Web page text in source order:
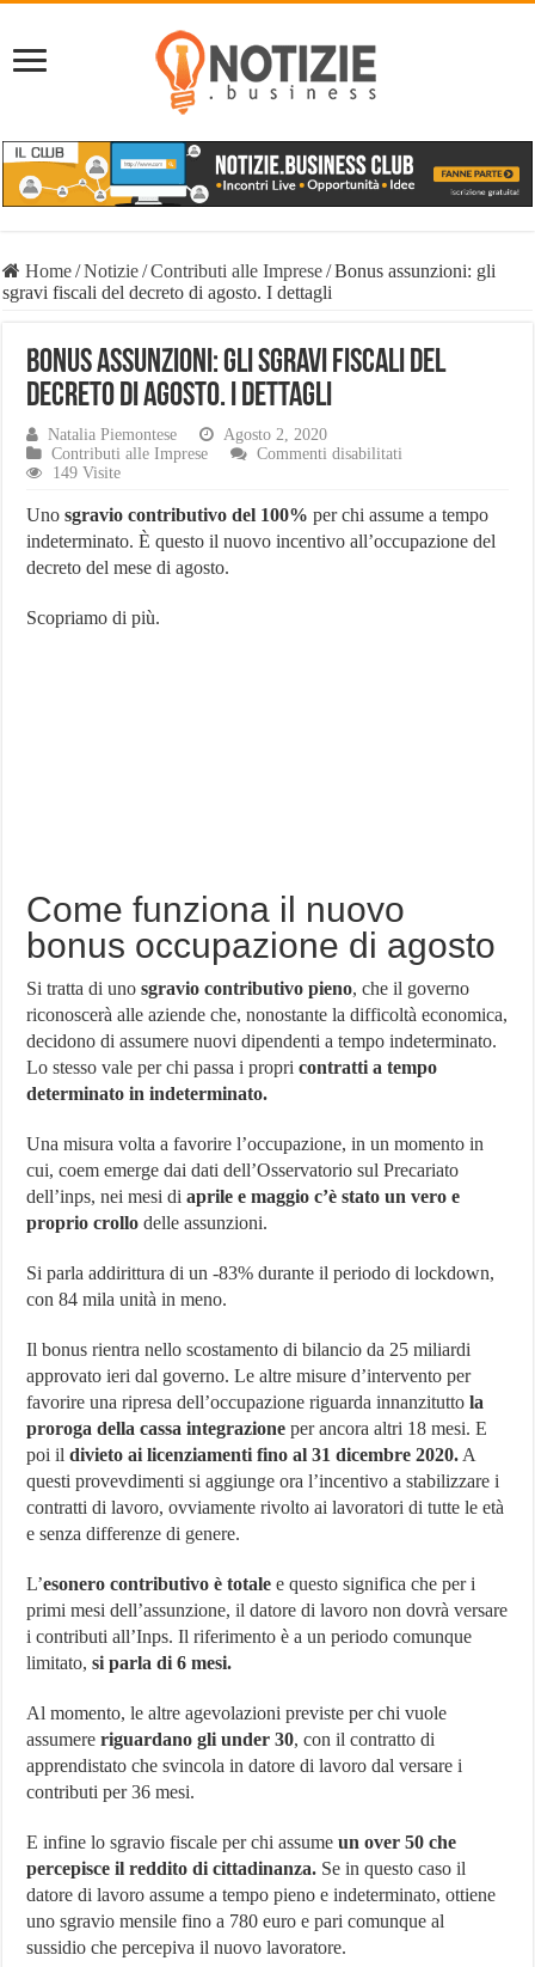
Home/Notizie/Contributi alle Imprese/Bonus assunzioni: gli
sgravi fiscali del decreto di agosto. I dettagli
Bonus assunzioni: gli sgravi fiscali del
decreto di agosto. I dettagli
Natalia Piemontese
Agosto 2, 2020
Contributi alle Imprese
Commenti disabilitati
gli
fiscali
149 Visite
Uno sgravio contributivo del 100% per chi assume a tempo
indeterminato. È questo il nuovo incentivo all’occupazione del
decreto del mese di agosto.
Scopriamo di più.
Come funziona il nuovo
bonus occupazione di agosto
Si tratta di unosgravio contributivo pieno, che il governo
riconoscerà alle aziende che, nonostante la difficoltà economica,
decidono di assumere nuovi dipendenti a tempo indeterminato.
Lo stesso vale per chi passa i propricontratti a tempo
determinato in indeterminato.
Una misura volta a favorire l’occupazione, in un momento in
cui, coem emerge dai dati dell’Osservatorio sul Precariato
dell’inps, nei mesi di aprile e maggio c’è stato un vero e
proprio crollo delle assunzioni.
Si parla addirittura di un -83% durante il periodo di lockdown,
con 84 mila unità in meno.
Il bonus rientra nello scostamento di bilancio da 25 miliardi
approvato ieri dal governo. Le altre misure d’intervento per
favorire una ripresa dell’occupazione riguarda innanzituttola
proroga della cassa integrazione per ancora altri 18 mesi. E
poi il divieto ai licenziamenti fino al 31 dicembre 2020. A
questi provevdimenti si aggiunge ora l’incentivo a stabilizzare i
contratti di lavoro, ovviamente rivolto ai lavoratori di tutte le età
e senza differenze di genere.
L’esonero contributivo è totale e questo significa che per i
primi mesi dell’assunzione, il datore di lavoro non dovrà versare
i contributi all’Inps. Il riferimento è a un periodo comunque
limitato, si parla di 6 mesi.
Al momento, le altre agevolazioni previste per chi vuole
assumereriguardano gli under 30, con il contratto di
apprendistato che svincola in datore di lavoro dal versare i
contributi per 36 mesi.
E infine lo sgravio fiscale per chi assume un over 50 che
percepisce il reddito di cittadinanza. Se in questo caso il
datore di lavoro assume a tempo pieno e indeterminato, ottiene
uno sgravio mensile fino a 780 euro e pari comunque al
sussidio che percepiva il nuovo lavoratore.